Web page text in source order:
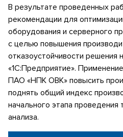
В результате проведенных
рекомендации для
оборудования и серверного
с целью повышения
отказоустойчивости решения
«1С:Предприятие».
ПАО «НПК ОВК» повысить
поднять общий индекс
начального этапа проведения
анализа.